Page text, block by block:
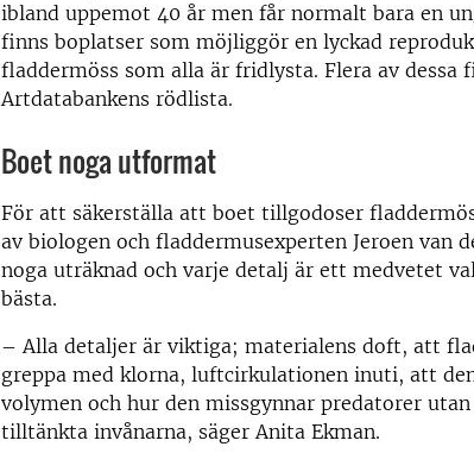
ibland uppemot 40 år men får normalt bara en
finns boplatser som möjliggör en lyckad
fladdermöss som alla är fridlysta. Flera av dessa
Artdatabankens rödlista.
Boet noga utformat
För att säkerställa att boet tillgodoser
av biologen och fladdermusexperten Jeroen van
noga uträknad och varje detalj är ett medvetet
bästa.
– Alla detaljer är viktiga; materialens doft, att
greppa med klorna, luftcirkulationen inuti, att
volymen och hur den missgynnar predatorer
tilltänkta invånarna, säger Anita Ekman.